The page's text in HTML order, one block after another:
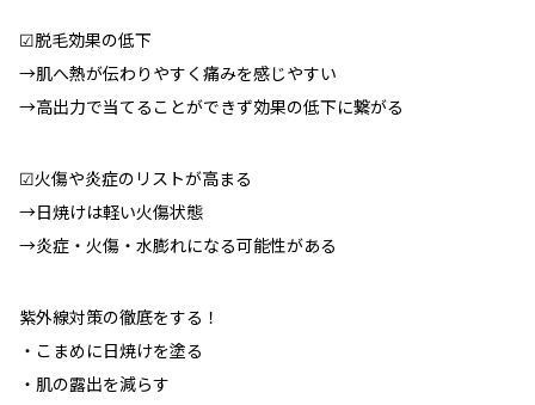
︎︎︎︎︎︎☑︎脱毛効果の低下
→肌へ熱が伝わりやすく痛みを感じやすい
→高出力で当てることができず効果の低下に繋がる
︎︎︎︎︎︎☑︎火傷や炎症のリストが高まる
→日焼けは軽い火傷状態
→炎症・火傷・水膨れになる可能性がある
紫外線対策の徹底をする！
・こまめに日焼けを塗る
・肌の露出を減らす